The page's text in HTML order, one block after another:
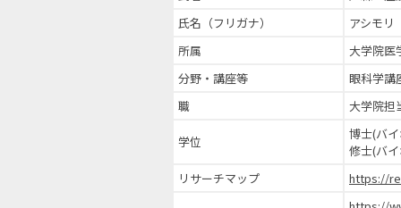
氏名（フリガナ）
アシモ
所属
大学院医
分野・講座等
眼科学講
職
大学院担
学位
博士(バ
修士(バ
リサーチマップ
https://